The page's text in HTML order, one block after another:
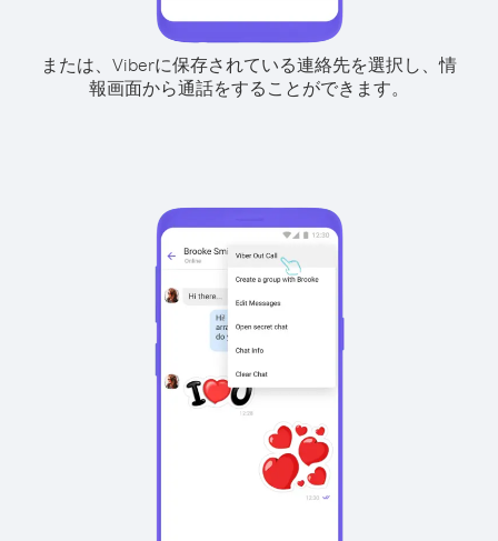
または、Viberに保存されている連絡先を選択し、情
報画面から通話をすることができます。